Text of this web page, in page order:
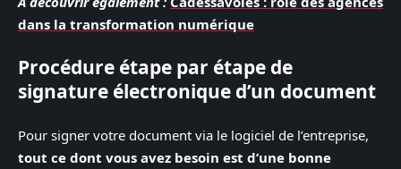
dans la transformation numérique
Procédure étape par étape de
signature électronique d’un document
Pour signer votre document via le logiciel de l’entreprise,
tout ce dont vous avez besoin est d’une bonne